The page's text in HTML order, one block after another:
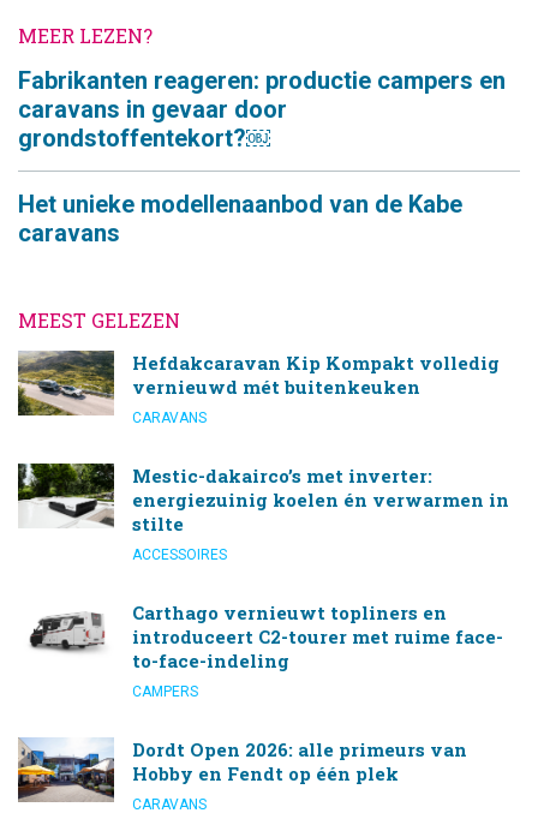
MEER LEZEN?
Fabrikanten reageren: productie campers en
caravans in gevaar door
grondstoffentekort?￼
Het unieke modellenaanbod van de Kabe
caravans
MEEST GELEZEN
Hefdakcaravan Kip Kompakt volledig
vernieuwd mét buitenkeuken
CARAVANS
Mestic-dakairco’s met inverter:
energiezuinig koelen én verwarmen in
stilte
ACCESSOIRES
Carthago vernieuwt topliners en
introduceert C2-tourer met ruime face-
to-face-indeling
CAMPERS
Dordt Open 2026: alle primeurs van
Hobby en Fendt op één plek
CARAVANS